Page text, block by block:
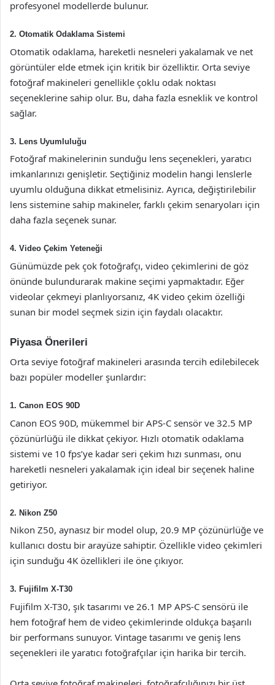
profesyonel modellerde bulunur.
2. Otomatik Odaklama Sistemi
Otomatik odaklama, hareketli nesneleri yakalamak ve net
görüntüler elde etmek için kritik bir özelliktir. Orta seviye
fotoğraf makineleri genellikle çoklu odak noktası
seçeneklerine sahip olur. Bu, daha fazla esneklik ve kontrol
sağlar.
3. Lens Uyumluluğu
Fotoğraf makinelerinin sunduğu lens seçenekleri, yaratıcı
imkanlarınızı genişletir. Seçtiğiniz modelin hangi lenslerle
uyumlu olduğuna dikkat etmelisiniz. Ayrıca, değiştirilebilir
lens sistemine sahip makineler, farklı çekim senaryoları için
daha fazla seçenek sunar.
4. Video Çekim Yeteneği
Günümüzde pek çok fotoğrafçı, video çekimlerini de göz
önünde bulundurarak makine seçimi yapmaktadır. Eğer
videolar çekmeyi planlıyorsanız, 4K video çekim özelliği
sunan bir model seçmek sizin için faydalı olacaktır.
Piyasa Önerileri
Orta seviye fotoğraf makineleri arasında tercih edilebilecek
bazı popüler modeller şunlardır:
1. Canon EOS 90D
Canon EOS 90D, mükemmel bir APS-C sensör ve 32.5 MP
çözünürlüğü ile dikkat çekiyor. Hızlı otomatik odaklama
sistemi ve 10 fps’ye kadar seri çekim hızı sunması, onu
hareketli nesneleri yakalamak için ideal bir seçenek haline
getiriyor.
2. Nikon Z50
Nikon Z50, aynasız bir model olup, 20.9 MP çözünürlüğe ve
kullanıcı dostu bir arayüze sahiptir. Özellikle video çekimleri
için sunduğu 4K özellikleri ile öne çıkıyor.
3. Fujifilm X-T30
Fujifilm X-T30, şık tasarımı ve 26.1 MP APS-C sensörü ile
hem fotoğraf hem de video çekimlerinde oldukça başarılı
bir performans sunuyor. Vintage tasarımı ve geniş lens
seçenekleri ile yaratıcı fotoğrafçılar için harika bir tercih.